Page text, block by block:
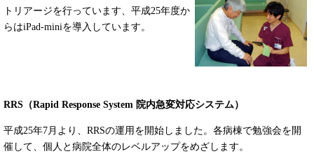
トリアージを行っています、平成25年度か
らはiPad-miniを導入しています。
RRS（Rapid Response System 院内急変対応システム）
平成25年7月より、RRSの運用を開始しました。各病棟で勉強会を開
催して、個人と病院全体のレベルアップをめざします。